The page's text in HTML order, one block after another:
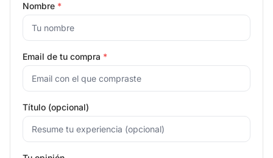
Nombre *
Email de tu compra *
Título (opcional)